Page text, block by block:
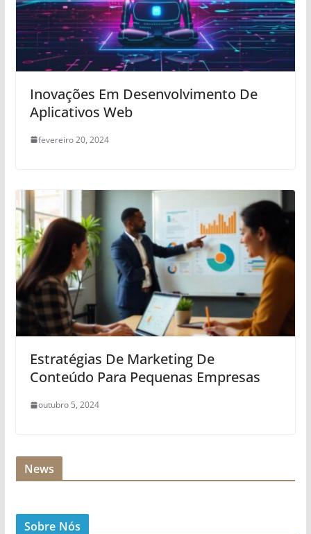
Inovações Em Desenvolvimento De
Aplicativos Web
fevereiro 20, 2024
Estratégias De Marketing De
Conteúdo Para Pequenas Empresas
outubro 5, 2024
News
Sobre Nós